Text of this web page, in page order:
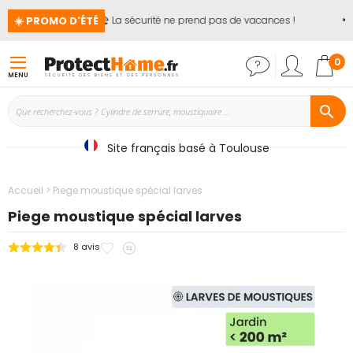
☀️ PROMO D'ÉTÉ🏖️ La sécurité ne prend pas de vacances ! 📢
MENU
0
Site français basé à Toulouse
Accueil Piege moustique spécial larves
Piege moustique spécial larves
8 avis
Ajouter